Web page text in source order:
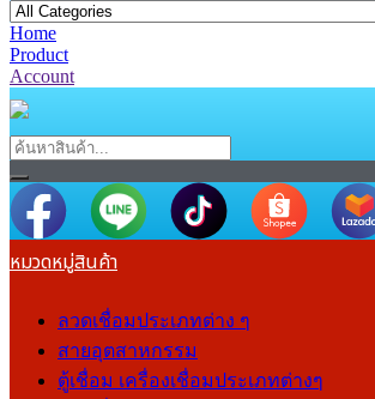
Home
Product
Account
หมวดหมู่สินค้า
ลวดเชื่อมประเภทต่าง ๆ
สายอุตสาหกรรม
ตู้เชื่อม เครื่องเชื่อมประเภทต่างๆ